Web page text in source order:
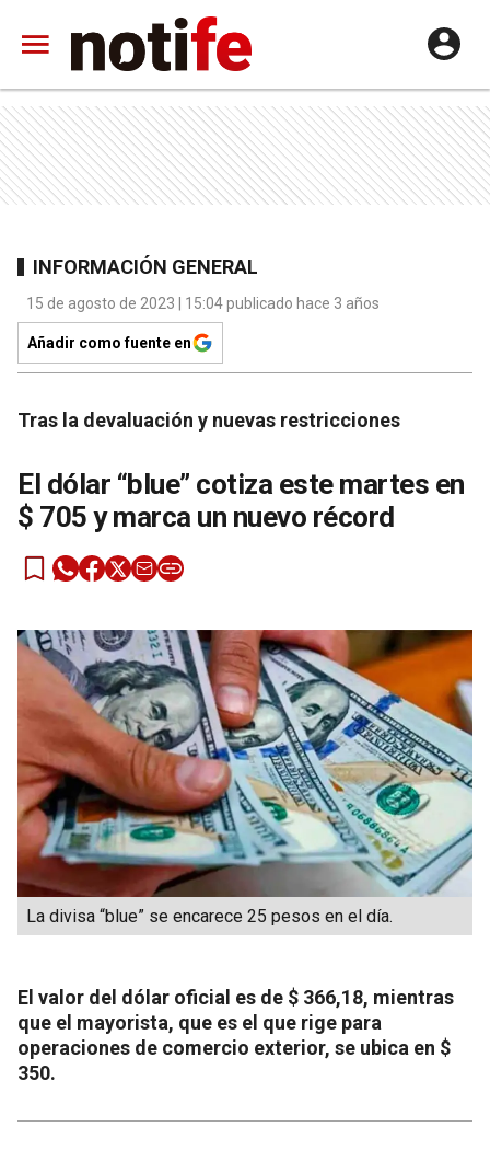
INFORMACIÓN GENERAL
15 de agosto de 2023 | 15:04 publicado hace 3 años
Añadir como fuente en
Tras la devaluación y nuevas restricciones
El dólar “blue” cotiza este martes en
$ 705 y marca un nuevo récord
La divisa “blue” se encarece 25 pesos en el día.
El valor del dólar oficial es de $ 366,18, mientras
que el mayorista, que es el que rige para
operaciones de comercio exterior, se ubica en $
350.